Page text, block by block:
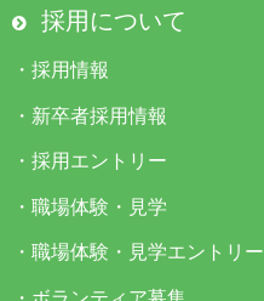
採用について
・ 採用情報
・ 新卒者採用情報
・ 採用エントリー
・ 職場体験・見学
・ 職場体験・見学エントリー